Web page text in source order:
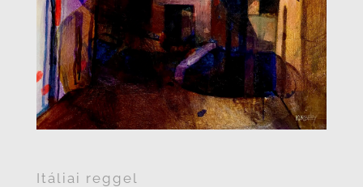
Itáliai reggel